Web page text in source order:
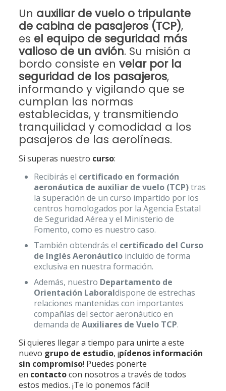
Un auxiliar de vuelo o tripulante
de cabina de pasajeros (TCP),
es el equipo de seguridad más
valioso de un avión. Su misión a
bordo consiste en velar por la
seguridad de los pasajeros,
informando y vigilando que se
cumplan las normas
establecidas, y transmitiendo
tranquilidad y comodidad a los
pasajeros de las aerolíneas.
Si superas nuestro curso:
Recibirás el certificado en formación
aeronáutica de auxiliar de vuelo (TCP)tras
la superación de un curso impartido por los
centros homologados por la Agencia Estatal
de Seguridad Aérea y el Ministerio de
Fomento, como es nuestro caso.
También obtendrás el certificado del Curso
de Inglés Aeronáutico incluido de forma
exclusiva en nuestra formación.
Además, nuestro Departamento de
Orientación Laboraldispone de estrechas
relaciones mantenidas con importantes
compañías del sector aeronáutico en
demanda de Auxiliares de Vuelo TCP.
Si quieres llegar a tiempo para unirte a este
nuevo grupo de estudio, ¡pídenos información
sin compromiso! Puedes ponerte
en contactocon nosotros a través de todos
estos medios. ¡Te lo ponemos fácil!